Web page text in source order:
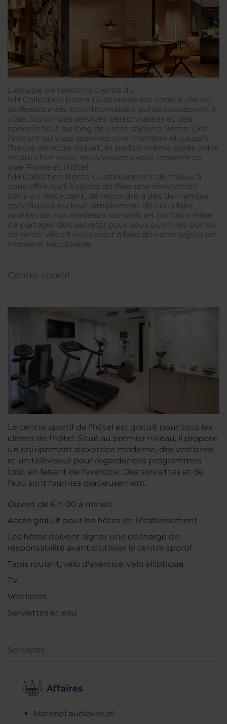
L'équipe de relations clients du
NH Collection Roma Giustiniano est constituée de
professionnels incontournables qui se consacrent à
vous fournir des services personnalisés et des
conseils tout au long de votre séjour à Rome. Dès
l'instant où vous réservez une chambre et jusqu'à
l'heure de votre départ, et parfois même après votre
retour chez vous, nous voulons vous montrer ce
que Rome et l'hôtel
NH Collection Roma Giustiniano ont de mieux à
vous offrir, qu'il s'agisse de faire une réservation
dans un restaurant, de répondre à des demandes
spécifiques, ou tout simplement de vous faire
profiter de nos meilleurs conseils (et parfois même
de partager des secrets) pour vous ouvrir les portes
de notre ville et vous aider à faire de votre séjour un
moment inoubliable.
Centre sportif
Le centre sportif de l'hôtel est gratuit pour tous les
clients de l'hôtel. Situé au premier niveau, il propose
un équipement d'exercice moderne, des vestiaires
et un téléviseur pour regarder des programmes
tout en faisant de l'exercice. Des serviettes et de
l'eau sont fournies gracieusement.
Ouvert de 6 h 00 à minuit
Accès gratuit pour les hôtes de l'établissement
Les hôtes doivent signer une décharge de
responsabilité avant d'utiliser le centre sportif
Tapis roulant, vélo d'exercice, vélo elliptique
TV
Vestiaires
Serviettes et eau
Services
Affaires
Matériel audiovisuel